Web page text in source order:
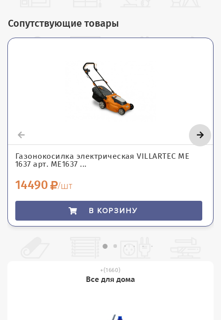
Сопутствующие товары
Газонокосилка электрическая VILLARTEC ME
1637 арт. ME1637 ...
14490 /шт
В КОРЗИНУ
(1660)
Все для дома